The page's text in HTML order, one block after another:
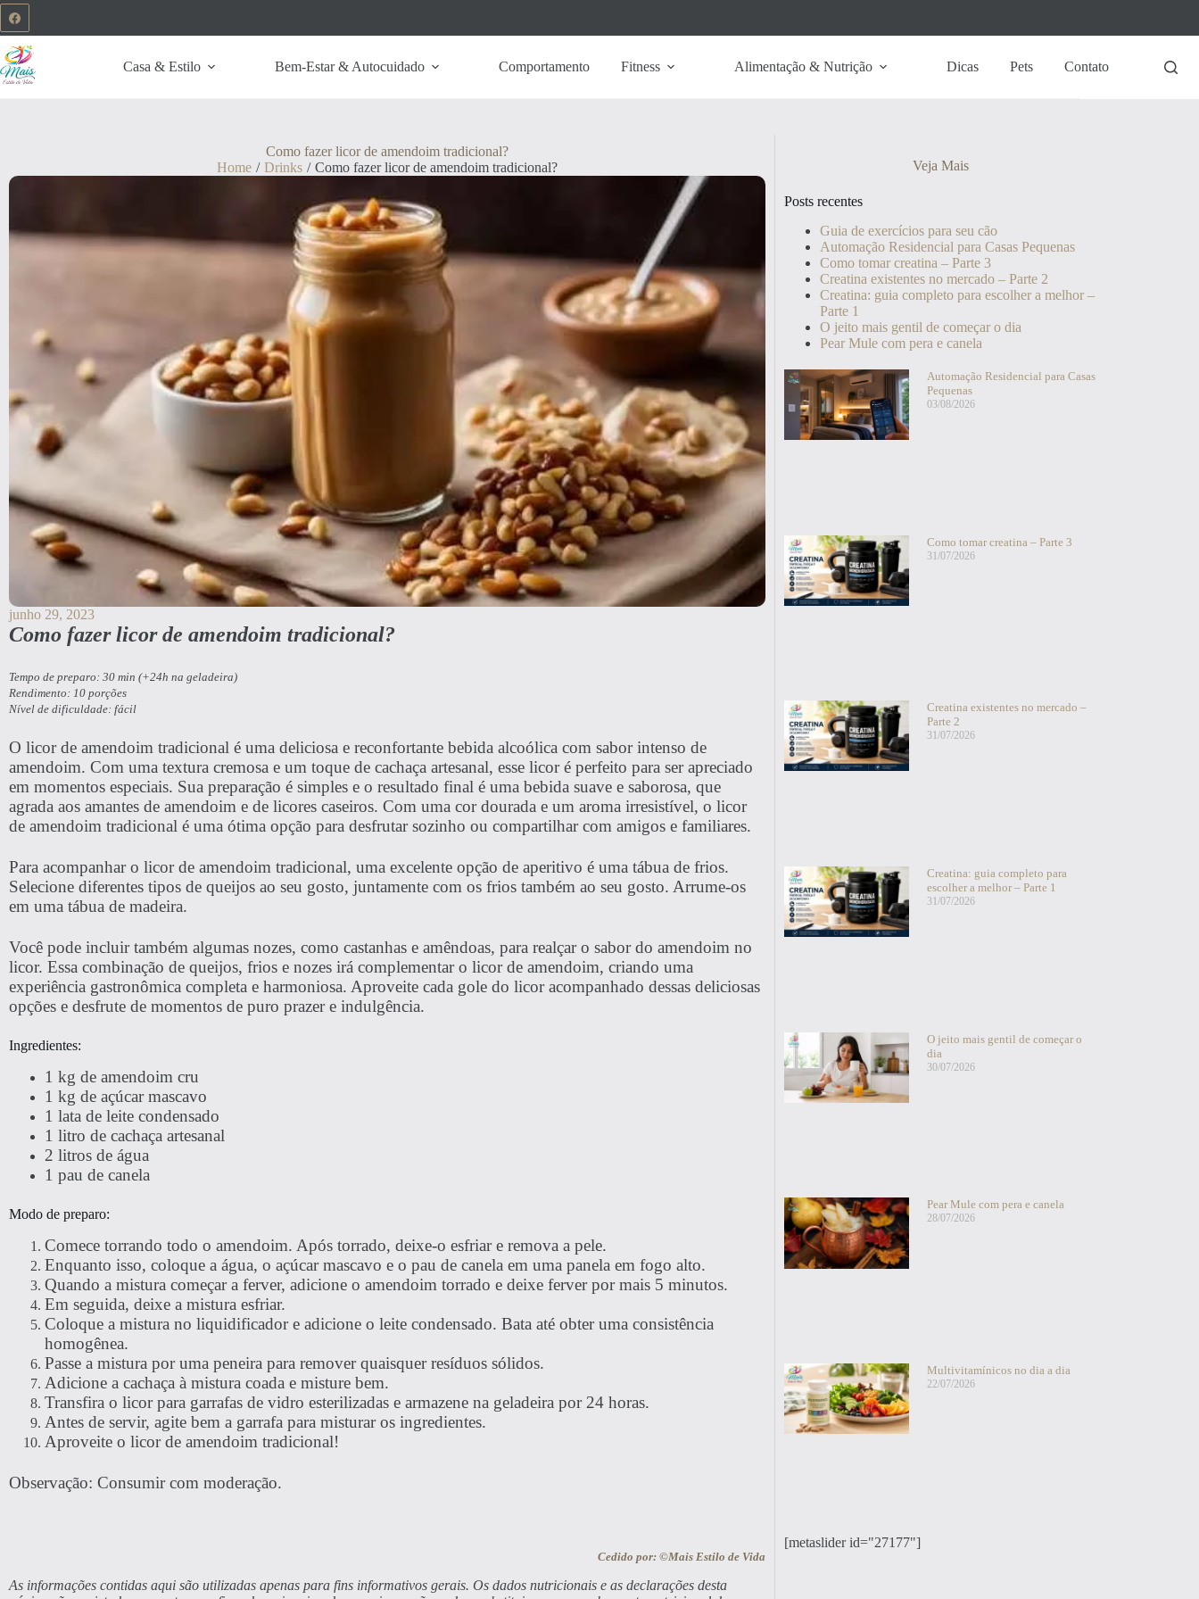
Casa & Estilo Bem-Estar & Autocuidado Comportamento Fitness Alimentação & Nutrição Dicas Pets Contato
Como fazer licor de amendoim tradicional?
Home / Drinks / Como fazer licor de amendoim tradicional?
junho 29, 2023
Como fazer licor de amendoim tradicional?
Tempo de preparo: 30 min (+24h na geladeira)
Rendimento: 10 porções
Nível de dificuldade: fácil
O licor de amendoim tradicional é uma deliciosa e reconfortante bebida alcoólica com sabor intenso de
amendoim. Com uma textura cremosa e um toque de cachaça artesanal, esse licor é perfeito para ser apreciado
em momentos especiais. Sua preparação é simples e o resultado final é uma bebida suave e saborosa, que
agrada aos amantes de amendoim e de licores caseiros. Com uma cor dourada e um aroma irresistível, o licor
de amendoim tradicional é uma ótima opção para desfrutar sozinho ou compartilhar com amigos e familiares.
Para acompanhar o licor de amendoim tradicional, uma excelente opção de aperitivo é uma tábua de frios.
Selecione diferentes tipos de queijos ao seu gosto, juntamente com os frios também ao seu gosto. Arrume-os
em uma tábua de madeira.
Você pode incluir também algumas nozes, como castanhas e amêndoas, para realçar o sabor do amendoim no
licor. Essa combinação de queijos, frios e nozes irá complementar o licor de amendoim, criando uma
experiência gastronômica completa e harmoniosa. Aproveite cada gole do licor acompanhado dessas deliciosas
opções e desfrute de momentos de puro prazer e indulgência.
Ingredientes:
1 kg de amendoim cru
1 kg de açúcar mascavo
1 lata de leite condensado
1 litro de cachaça artesanal
2 litros de água
1 pau de canela
Modo de preparo:
Comece torrando todo o amendoim. Após torrado, deixe-o esfriar e remova a pele.
Enquanto isso, coloque a água, o açúcar mascavo e o pau de canela em uma panela em fogo alto.
Quando a mistura começar a ferver, adicione o amendoim torrado e deixe ferver por mais 5 minutos.
Em seguida, deixe a mistura esfriar.
Coloque a mistura no liquidificador e adicione o leite condensado. Bata até obter uma consistência
homogênea.
Passe a mistura por uma peneira para remover quaisquer resíduos sólidos.
Adicione a cachaça à mistura coada e misture bem.
Transfira o licor para garrafas de vidro esterilizadas e armazene na geladeira por 24 horas.
Antes de servir, agite bem a garrafa para misturar os ingredientes.
Aproveite o licor de amendoim tradicional!
Observação: Consumir com moderação.
Cedido por: ©Mais Estilo de Vida
As informações contidas aqui são utilizadas apenas para fins informativos gerais. Os dados nutricionais e as declarações desta
Veja Mais
Posts recentes
Guia de exercícios para seu cão
Automação Residencial para Casas Pequenas
Como tomar creatina – Parte 3
Creatina existentes no mercado – Parte 2
Creatina: guia completo para escolher a melhor –
Parte 1
O jeito mais gentil de começar o dia
Pear Mule com pera e canela
Automação Residencial para Casas
Pequenas
03/08/2026
Como tomar creatina – Parte 3
31/07/2026
Creatina existentes no mercado –
Parte 2
31/07/2026
Creatina: guia completo para
escolher a melhor – Parte 1
31/07/2026
O jeito mais gentil de começar o
dia
30/07/2026
Pear Mule com pera e canela
28/07/2026
Multivitamínicos no dia a dia
22/07/2026
[metaslider id="27177"]